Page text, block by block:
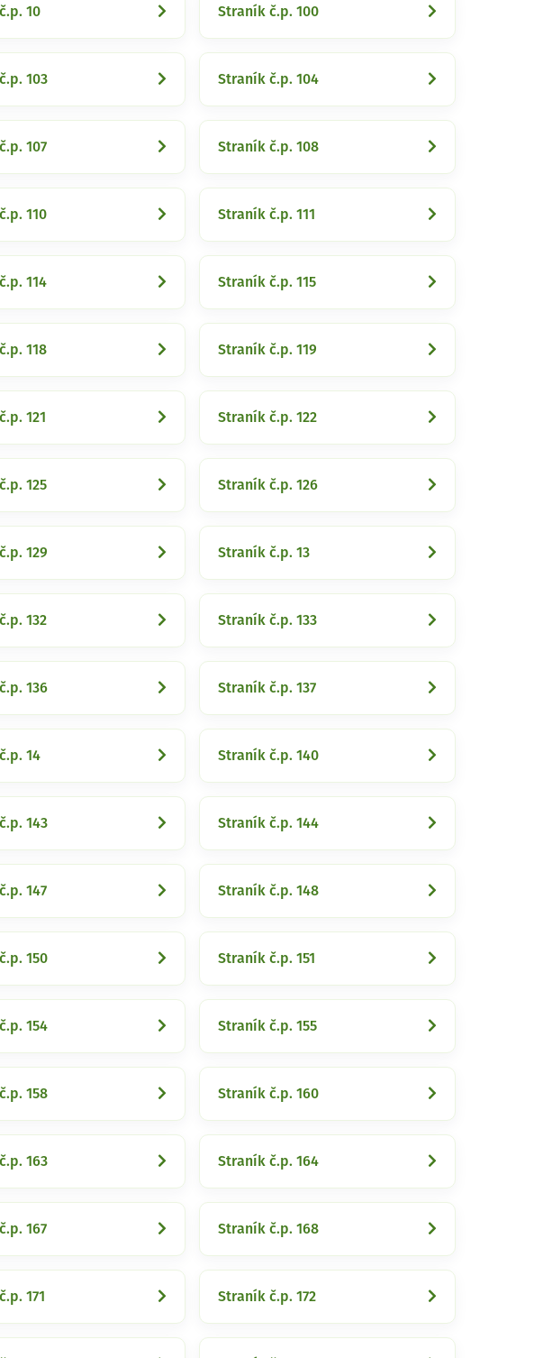
10 Straník č.p. 100
103 Straník č.p. 104
107 Straník č.p. 108
110 Straník č.p. 111
114 Straník č.p. 115
118 Straník č.p. 119
121 Straník č.p. 122
125 Straník č.p. 126
129 Straník č.p. 13
132 Straník č.p. 133
136 Straník č.p. 137
14 Straník č.p. 140
143 Straník č.p. 144
147 Straník č.p. 148
150 Straník č.p. 151
154 Straník č.p. 155
158 Straník č.p. 160
163 Straník č.p. 164
167 Straník č.p. 168
171 Straník č.p. 172